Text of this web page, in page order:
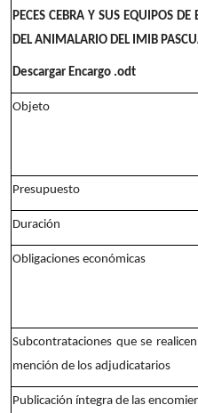
PECES CEBRA Y SUS EQUIPOS
DEL ANIMALARIO DEL IMIB
Descargar Encargo .odt
Objeto
Presupuesto
Duración
Obligaciones económicas
Subcontrataciones que se
mención de los adjudicatarios
Publicación íntegra de las